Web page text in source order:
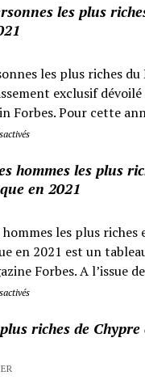
les plus
les plus riches du
exclusif
Forbes. Pour cette
hommes les plus
en 2021
les plus riches
en 2021 est un
Forbes. A l’issue
riches de Chypre